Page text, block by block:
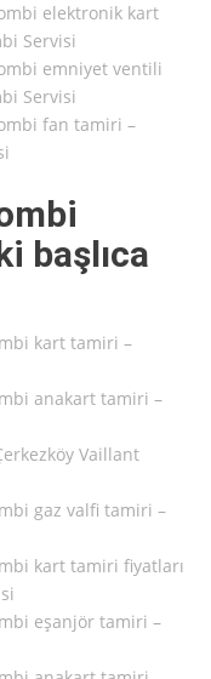
elektronik kart
Servisi
emniyet ventili
Servisi
fan tamiri –
başlıca
kart tamiri –
anakart tamiri –
Vaillant
gaz valfi tamiri –
kart tamiri fiyatları
eşanjör tamiri –